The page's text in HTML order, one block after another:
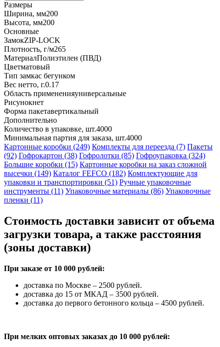
Размеры
Ширина, мм200
Высота, мм200
Основные
ЗамокZIP-LOCK
Плотность, г/м265
МатериалПолиэтилен (ПВД)
Цветматовый
Тип замкас бегунком
Вес нетто, г.0.17
Область примененияуниверсальные
Рисунокнет
Форма пакетавертикальный
Дополнительно
Количество в упаковке, шт.4000
Минимальная партия для заказа, шт.4000
Картонные коробки (249) Комплекты для переезда (7) Пакеты
(92) Гофрокартон (38) Гофролотки (85) Гофроупаковка (324)
Большие коробки (15) Картонные коробки на заказ сложной
высечки (149) Каталог FEFCO (182) Комплектующие для
упаковки и транспортировки (51) Ручные упаковочные
инструменты (11) Упаковочные материалы (86) Упаковочные
пленки (11)
Стоимость доставки зависит от объема
загрузки товара, а также расстояния
(зоны доставки)
При заказе от 10 000 рублей:
доставка по Москве – 2500 рублей.
доставка до 15 от МКАД – 3500 рублей.
доставка до первого бетонного кольца – 4500 рублей.
При мелких оптовых заказах до 10 000 рублей: